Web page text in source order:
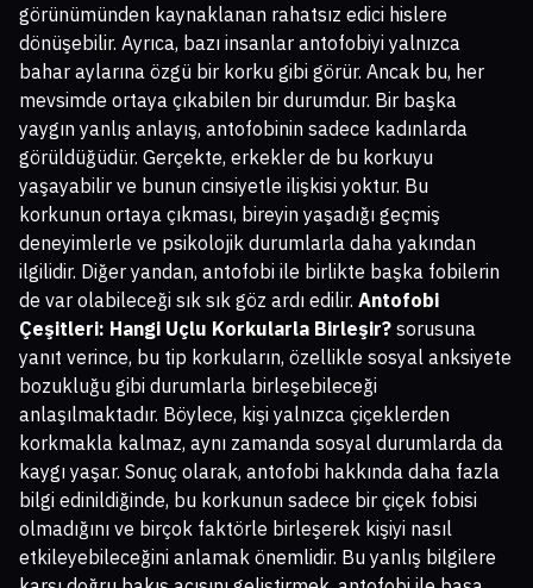
görünümünden kaynaklanan rahatsız edici hislere
dönüşebilir. Ayrıca, bazı insanlar antofobiyi yalnızca
bahar aylarına özgü bir korku gibi görür. Ancak bu, her
mevsimde ortaya çıkabilen bir durumdur. Bir başka
yaygın yanlış anlayış, antofobinin sadece kadınlarda
görüldüğüdür. Gerçekte, erkekler de bu korkuyu
yaşayabilir ve bunun cinsiyetle ilişkisi yoktur. Bu
korkunun ortaya çıkması, bireyin yaşadığı geçmiş
deneyimlerle ve psikolojik durumlarla daha yakından
ilgilidir. Diğer yandan, antofobi ile birlikte başka fobilerin
de var olabileceği sık sık göz ardı edilir. Antofobi
Çeşitleri: Hangi Uçlu Korkularla Birleşir? sorusuna
yanıt verince, bu tip korkuların, özellikle sosyal anksiyete
bozukluğu gibi durumlarla birleşebileceği
anlaşılmaktadır. Böylece, kişi yalnızca çiçeklerden
korkmakla kalmaz, aynı zamanda sosyal durumlarda da
kaygı yaşar. Sonuç olarak, antofobi hakkında daha fazla
bilgi edinildiğinde, bu korkunun sadece bir çiçek fobisi
olmadığını ve birçok faktörle birleşerek kişiyi nasıl
etkileyebileceğini anlamak önemlidir. Bu yanlış bilgilere